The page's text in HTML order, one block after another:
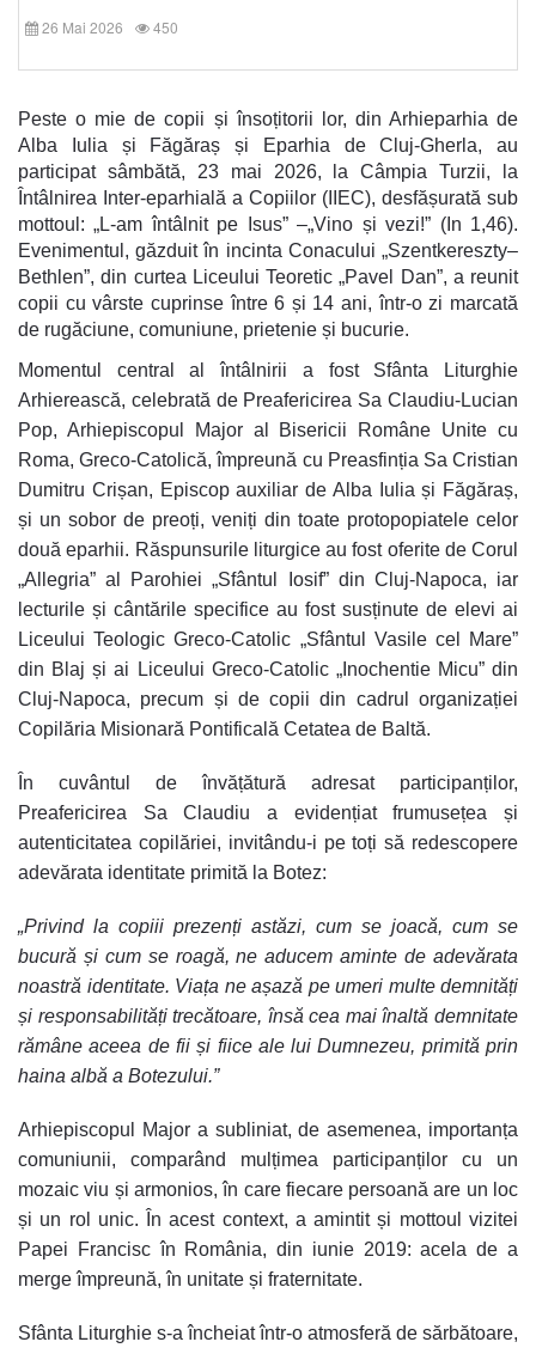
26 Mai 2026 450
Peste o mie de copii și însoțitorii lor, din Arhieparhia de
Alba Iulia și Făgăraș și Eparhia de Cluj-Gherla, au
participat sâmbătă, 23 mai 2026, la Câmpia Turzii, la
Întâlnirea Inter-eparhială a Copiilor (IIEC), desfășurată sub
mottoul: „L-am întâlnit pe Isus” –„Vino și vezi!” (In 1,46).
Evenimentul, găzduit în incinta Conacului „Szentkereszty–
Bethlen”, din curtea Liceului Teoretic „Pavel Dan”, a reunit
copii cu vârste cuprinse între 6 și 14 ani, într-o zi marcată
de rugăciune, comuniune, prietenie și bucurie.
Momentul central al întâlnirii a fost Sfânta Liturghie
Arhierească, celebrată de Preafericirea Sa Claudiu-Lucian
Pop, Arhiepiscopul Major al Bisericii Române Unite cu
Roma, Greco-Catolică, împreună cu Preasfinția Sa Cristian
Dumitru Crișan, Episcop auxiliar de Alba Iulia și Făgăraș,
și un sobor de preoți, veniți din toate protopopiatele celor
două eparhii. Răspunsurile liturgice au fost oferite de Corul
„Allegria” al Parohiei „Sfântul Iosif” din Cluj-Napoca, iar
lecturile și cântările specifice au fost susținute de elevi ai
Liceului Teologic Greco-Catolic „Sfântul Vasile cel Mare”
din Blaj și ai Liceului Greco-Catolic „Inochentie Micu” din
Cluj-Napoca, precum și de copii din cadrul organizației
Copilăria Misionară Pontificală Cetatea de Baltă.
În cuvântul de învățătură adresat participanților,
Preafericirea Sa Claudiu a evidențiat frumusețea și
autenticitatea copilăriei, invitându-i pe toți să redescopere
adevărata identitate primită la Botez:
„Privind la copiii prezenți astăzi, cum se joacă, cum se
bucură și cum se roagă, ne aducem aminte de adevărata
noastră identitate. Viața ne așază pe umeri multe demnități
și responsabilități trecătoare, însă cea mai înaltă demnitate
rămâne aceea de fii și fiice ale lui Dumnezeu, primită prin
haina albă a Botezului.”
Arhiepiscopul Major a subliniat, de asemenea, importanța
comuniunii, comparând mulțimea participanților cu un
mozaic viu și armonios, în care fiecare persoană are un loc
și un rol unic. În acest context, a amintit și mottoul vizitei
Papei Francisc în România, din iunie 2019: acela de a
merge împreună, în unitate și fraternitate.
Sfânta Liturghie s-a încheiat într-o atmosferă de sărbătoare,